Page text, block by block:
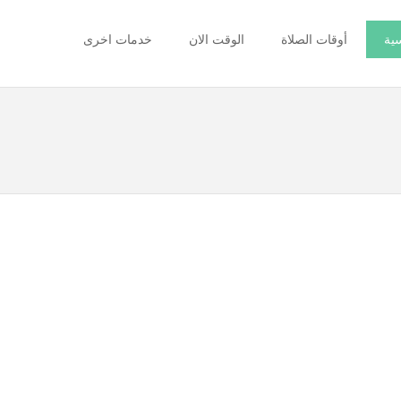
أوقات الصلاة الوقت الان خدمات اخرى